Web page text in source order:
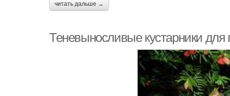
читать дальше →
Теневыносливые кустарники для